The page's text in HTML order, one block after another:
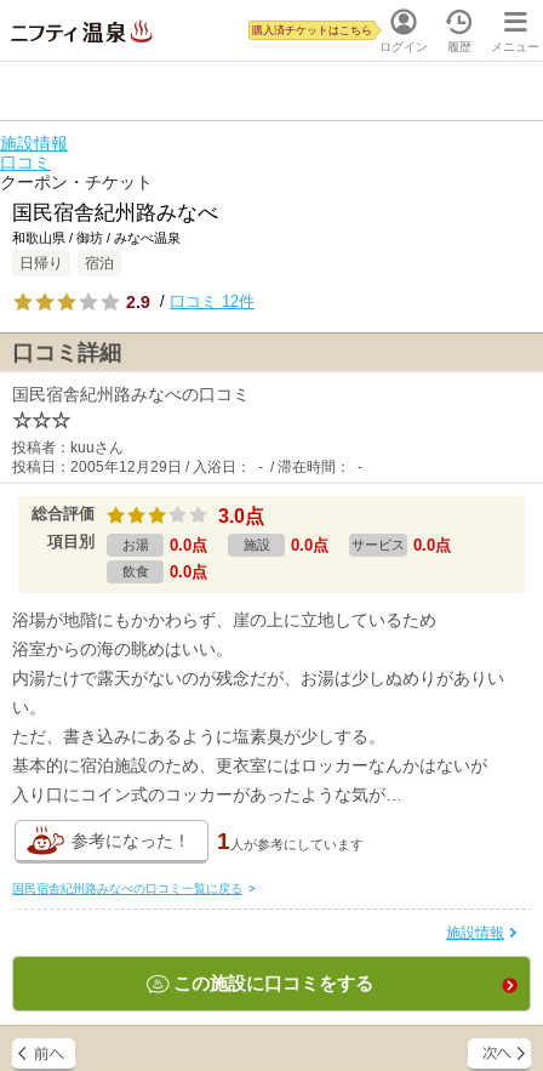
ログイン
購入済チケットはこちら
履歴 メニュー
施設情報
口コミ
クーポン・チケット
国民宿舎紀州路みなべ
和歌山県 / 御坊 / みなべ温泉
日帰り 宿泊
2.9 / 口コミ 12件
口コミ詳細
国民宿舎紀州路みなべの口コミ
☆☆☆
投稿者：kuuさん
投稿日：2005年12月29日 / 入浴日： - / 滞在時間： -
総合評価 3.0点
項目別 お湯 0.0点 施設 0.0点 サービス 0.0点
飲食 0.0点
浴場が地階にもかかわらず、崖の上に立地しているため
浴室からの海の眺めはいい。
内湯たけで露天がないのが残念だが、お湯は少しぬめりがありい
い。
ただ、書き込みにあるように塩素臭が少しする。
基本的に宿泊施設のため、更衣室にはロッカーなんかはないが
入り口にコイン式のコッカーがあったような気が…
参考になった！ 1 人が参考にしています
国民宿舎紀州路みなべの口コミ一覧に戻る >
施設情報
この施設に口コミをする